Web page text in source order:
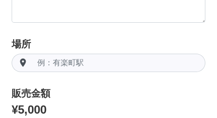
場所
room
販売金額
¥5,000